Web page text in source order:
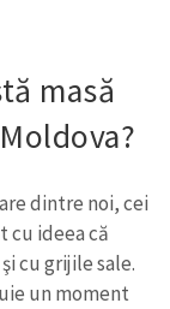
masă
dintre noi, cei
cu ideea că
cu grijile sale.
un moment